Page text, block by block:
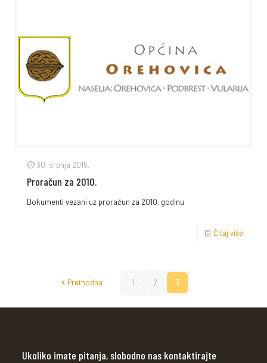
30. srpnja 2015.
Proračun za 2010.
Dokumenti vezani uz proračun za 2010. godinu
Čitaj više
Prethodna 1 2 3
Ukoliko imate pitanja, slobodno nas kontaktirajte